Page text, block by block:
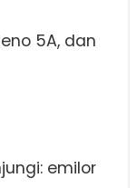
5A, dan
emilor